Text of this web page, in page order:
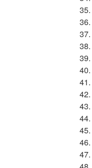
35.
36.
37.
38.
39.
40.
41.
42.
43.
44.
45.
46.
47.